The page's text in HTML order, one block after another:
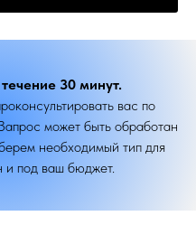
30 минут.
вас по
может быть обработан
необходимый тип для
и под ваш бюджет.